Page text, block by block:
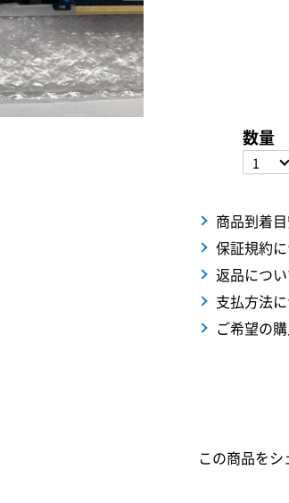
数量
1
商品到着
保証規約
返品につ
支払方法
ご希望の
この商品をシ